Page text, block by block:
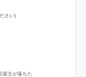
さい)
主が落ちた